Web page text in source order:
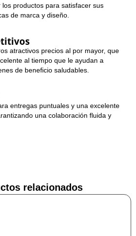
productos para satisfacer sus
de marca y diseño.
atractivos precios al por mayor, que
al tiempo que le ayudan a
de beneficio saludables.
entregas puntuales y una excelente
una colaboración fluida y
relacionados